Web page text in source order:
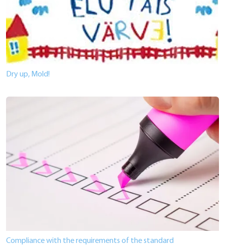
Dry up, Mold!
Compliance with the requirements of the standard